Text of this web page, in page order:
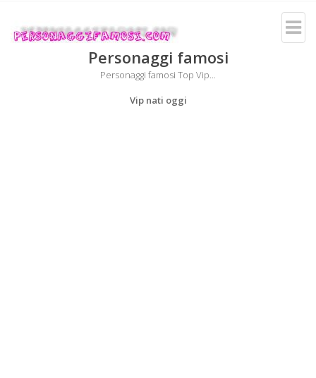
Personaggi famosi
Personaggi famosi Top Vip...
Vip nati oggi